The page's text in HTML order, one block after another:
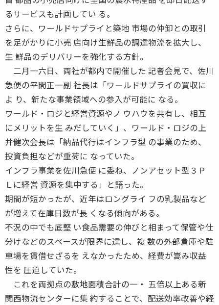
るサービスも計画してい る。
さらに、ワールドサプライと築地 市場の仲卸との取引
を足がかりに小売 店向け生鮮品の調達物流を拡大し、
生 鮮品のデリバリーを強化する方針。
二月一六日、両社が都内で開催した 記者会見で、佐川
急便の平間正一副 社長は「ワールドサプライの買収に
よ り、新たな事業領域への参入が可能に なる。
ワールド・ロジと経営資源やノ ウハウを共有し、相互
にメリットを生 みだしていく」、ワールド・ロジの上
井健次会長は「納品代行はインフラ型 の事業のため、
投資負担などが重荷に なっていた。
インフラ事業を佐川急便 に委ね、ノンアセット型３Ｐ
Ｌに経営 資源を集中する」と語った。
期間が短かったが、近年はロングライ フの乳製品など
が増えて在庫日数が長 くなる傾向がある。
不況の中でも底堅 い食品需要の伸びと相まって保管や仕
分けなどのスペースが限界に達し、複 数の外部倉庫や駐
車場を賃借せざるを えなかったため、経費が嵩み収益
性を 圧迫していた。
これを両拠点の敷地面積合計の一・ 五倍以上ある新
関西物流センターに集 約することで、配送効率改善や経